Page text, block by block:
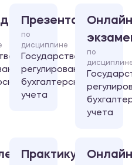
Презентация
по
дисциплине
Государственное
регулирование
бухгалтерского
учета
по
учета
Практикум